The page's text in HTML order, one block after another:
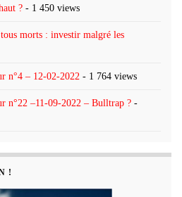
? - 1 450 views
morts : investir malgré les
n°4 – 12-02-2022 - 1 764 views
n°22 –11-09-2022 – Bulltrap ? -
!